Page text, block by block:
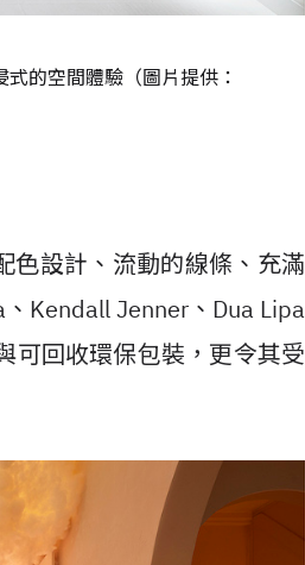
的空間體驗（圖片提供：
色設計、流動的線條、充滿
Kendall Jenner、Dua Lipa
可回收環保包裝，更令其受